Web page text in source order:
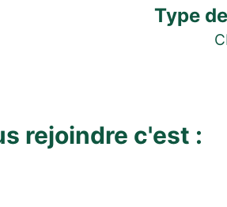
Type
rejoindre c'est :